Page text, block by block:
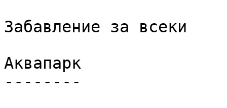
Забавление за всеки
Аквапарк
--------